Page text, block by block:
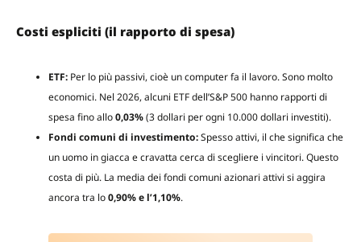
Costi espliciti (il rapporto di spesa)
ETF: Per lo più passivi, cioè un computer fa il lavoro. Sono molto
economici. Nel 2026, alcuni ETF dell’S&P 500 hanno rapporti di
spesa fino allo0,03%(3 dollari per ogni 10.000 dollari investiti).
Fondi comuni di investimento:Spesso attivi, il che significa che
un uomo in giacca e cravatta cerca di scegliere i vincitori. Questo
costa di più. La media dei fondi comuni azionari attivi si aggira
ancora tra lo0,90% e l’1,10%.